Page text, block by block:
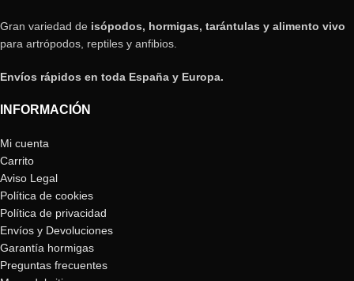
Gran variedad de isópodos, hormigas, tarántulas y alimento vivo
para artrópodos, reptiles y anfibios.
Envíos rápidos en toda España y Europa.
INFORMACIÓN
Mi cuenta
Carrito
Aviso Legal
Política de cookies
Política de privacidad
Envíos y Devoluciones
Garantía hormigas
Preguntas frecuentes